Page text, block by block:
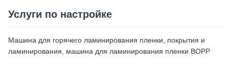
Услуги по настройке
Машина для горячего ламинирования пленки, покрытия и
ламинирования, машина для ламинирования пленки BOPP